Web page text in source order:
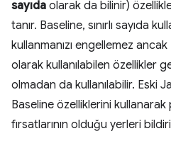
sayıda olarak da bilinir)
tanır. Baseline, sınırlı sayıda
kullanmanızı engellemez
olarak kullanılabilen özellikler
olmadan da kullanılabilir. Eski
Baseline özelliklerini kullanarak
fırsatlarının olduğu yerleri